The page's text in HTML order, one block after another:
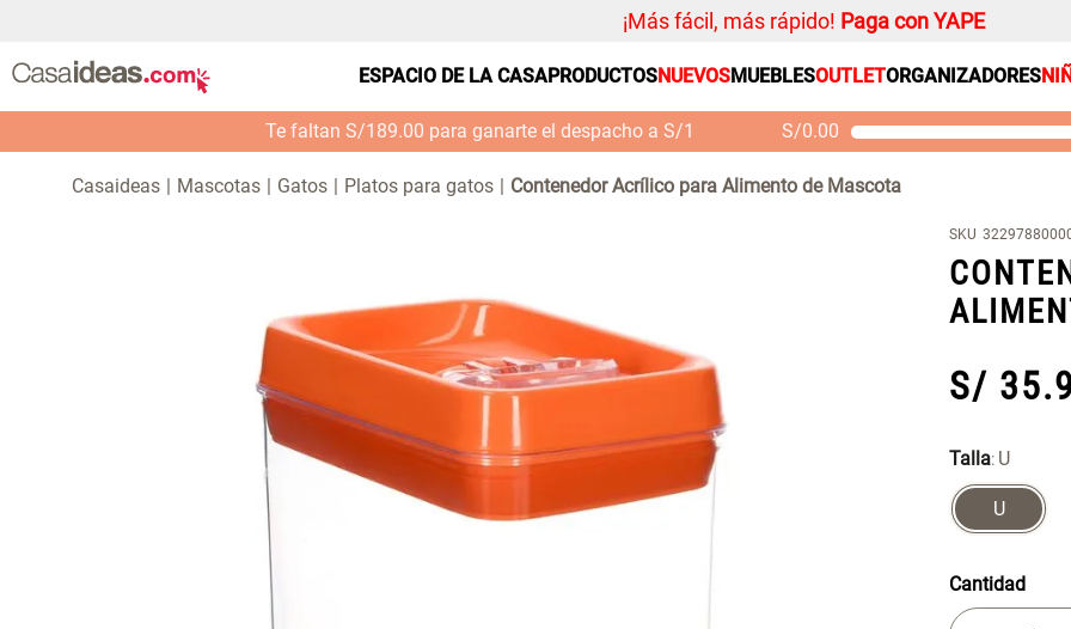
¡Más fácil, más rápido! Paga con YAPE
ESPACIO DE LA CASAPRODUCTOSNUEVOSMUEBLESOUTLETORGANIZADORES
Te faltan S/189.00 para ganarte el despacho a S/1 S/0.00
Mascotas Gatos Platos para gatos Contenedor Acrílico para Alimento de Mascota
SKU
S/ 35.
Talla: U
U
Cantidad
Bambú Inodoro con
Puerta 65x28x171 cm
S/ 261.00 S/
Organizador
Cojin
Alfombra
Sabanas
Platos
Individuales
Cortinas